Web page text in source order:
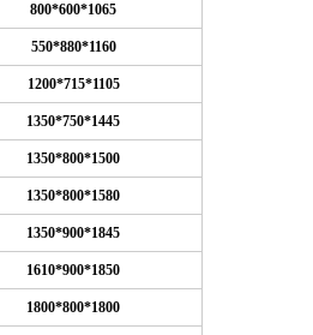
800*600*1065
550*880*1160
1200*715*1105
1350*750*1445
1350*800*1500
1350*800*1580
1350*900*1845
1610*900*1850
1800*800*1800